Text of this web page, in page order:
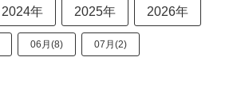
2024年 2025年 2026年
06月(8) 07月(2)